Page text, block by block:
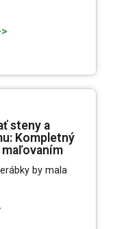
steny a
Kompletný
by mala